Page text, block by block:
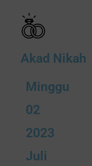
Akad Nikah
Minggu
02
2023
Juli